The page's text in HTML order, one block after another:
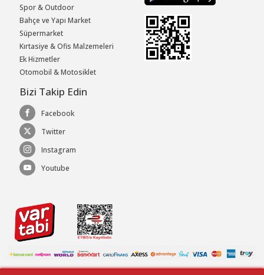
Spor & Outdoor
Bahçe ve Yapı Market
Süpermarket
Kırtasiye & Ofis Malzemeleri
Ek Hizmetler
Otomobil & Motosiklet
Bizi Takip Edin
Facebook
Twitter
Instagram
Youtube